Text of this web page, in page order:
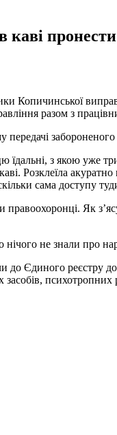
каві
Копичинської
разом з
передачі
їдальні, з якою уже
Розклеїла
сама доступу
Як
не знали про
до Єдиного реєстру